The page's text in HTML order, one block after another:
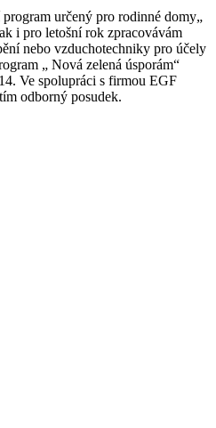
určený pro rodinné domy„
i pro letošní rok zpracovávám
nebo vzduchotechniky pro účely
„ Nová zelená úsporám“
Ve spolupráci s firmou EGF
odborný posudek.